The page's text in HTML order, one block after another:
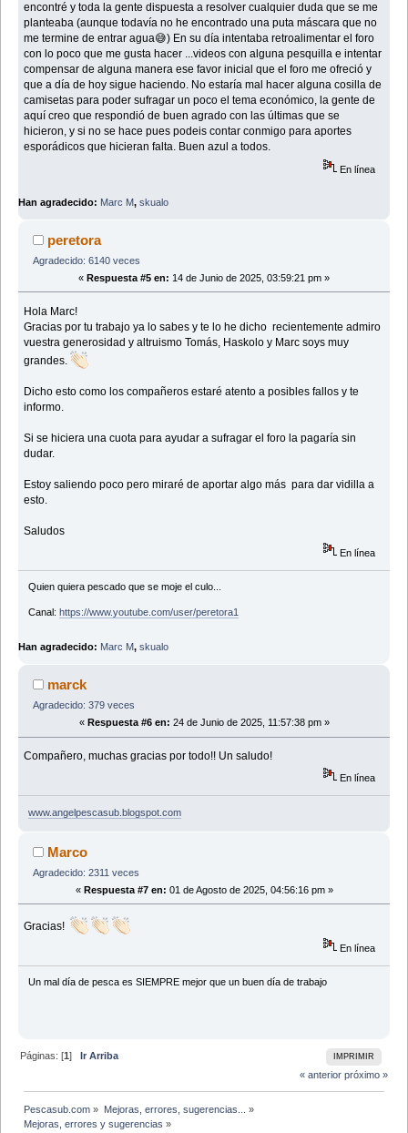
encontré y toda la gente dispuesta a resolver cualquier duda que se me
planteaba (aunque todavía no he encontrado una puta máscara que no
me termine de entrar agua😅) En su día intentaba retroalimentar el foro
con lo poco que me gusta hacer ...videos con alguna pesquilla e intentar
compensar de alguna manera ese favor inicial que el foro me ofreció y
que a día de hoy sigue haciendo. No estaría mal hacer alguna cosilla de
camisetas para poder sufragar un poco el tema económico, la gente de
aquí creo que respondió de buen agrado con las últimas que se
hicieron, y si no se hace pues podeis contar conmigo para aportes
esporádicos que hicieran falta. Buen azul a todos.
En línea
Han agradecido: Marc M, skualo
peretora
Agradecido: 6140 veces
« Respuesta #5 en: 14 de Junio de 2025, 03:59:21 pm »
Hola Marc!
Gracias por tu trabajo ya lo sabes y te lo he dicho recientemente admiro
vuestra generosidad y altruismo Tomás, Haskolo y Marc soys muy
grandes.
Dicho esto como los compañeros estaré atento a posibles fallos y te
informo.
Si se hiciera una cuota para ayudar a sufragar el foro la pagaría sin
dudar.
Estoy saliendo poco pero miraré de aportar algo más para dar vidilla a
esto.
Saludos
En línea
Quien quiera pescado que se moje el culo...
Canal: https://www.youtube.com/user/peretora1
Han agradecido: Marc M, skualo
marck
Agradecido: 379 veces
« Respuesta #6 en: 24 de Junio de 2025, 11:57:38 pm »
Compañero, muchas gracias por todo!! Un saludo!
En línea
www.angelpescasub.blogspot.com
Marco
Agradecido: 2311 veces
« Respuesta #7 en: 01 de Agosto de 2025, 04:56:16 pm »
Gracias!
En línea
Un mal día de pesca es SIEMPRE mejor que un buen dí­a de trabajo
IMPRIMIR
Páginas: [1]Ir Arriba
« anterior próximo »
Pescasub.com » Mejoras, errores, sugerencias...
»
Mejoras, errores y sugerencias »